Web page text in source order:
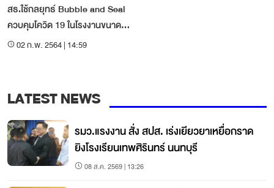
สธ.ใช้กลยุทธ์ Bubble and Seal
ควบคุมโควิด 19 ในโรงงานขนาด
ใหญ่ สมุทรสาคร
02 ก.พ. 2564 | 14:59
LATEST NEWS
รมว.แรงงาน สั่ง สปส. เร่งเยียวยาเหยื่อกราด
ยิงโรงเรียนเทพศิรินทร์ นนทบุรี
08 ส.ค. 2569 | 13:26